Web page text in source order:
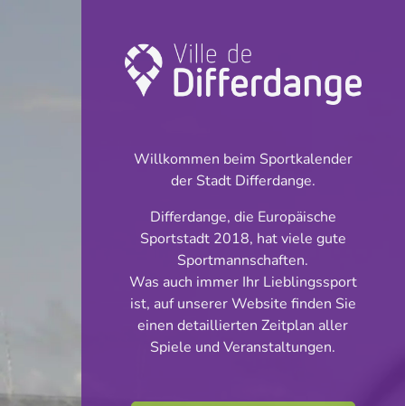
Turnier: Handball
INFOS
15.12.2024
14:30
Centre Sportif Bim Diederich
Pétange
Teilen
U15 Jongen
Willkommen beim Sportkalender
der Stadt Differdange.
Differdange, die Europäische
Sportstadt 2018, hat viele gute
Sportmannschaften.
Was auch immer Ihr Lieblingssport
ist, auf unserer Website finden Sie
einen detaillierten Zeitplan aller
Spiele und Veranstaltungen.